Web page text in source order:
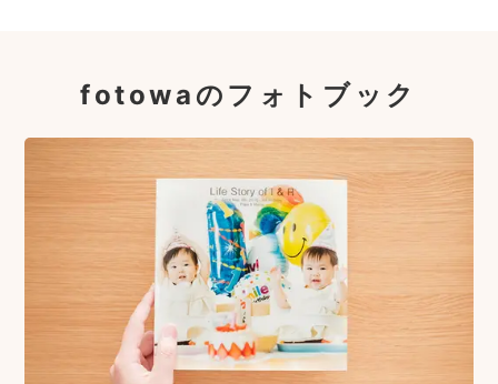
fotowaのフォトブック